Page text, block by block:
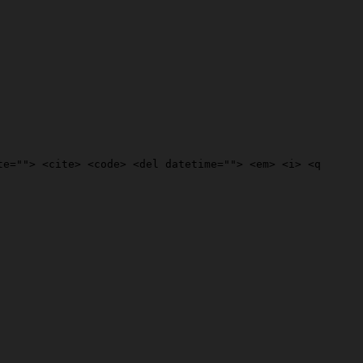
<cite> <code> <del datetime=""> <em> <i> <q